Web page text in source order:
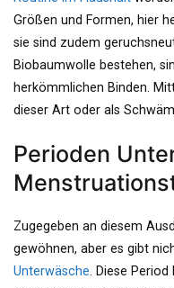
Größen und Formen, hier
sie sind zudem
Biobaumwolle bestehen,
herkömmlichen Binden.
dieser Art oder als
Perioden
Zugegeben an diesem
gewöhnen, aber es gibt
Unterwäsche. Diese Period